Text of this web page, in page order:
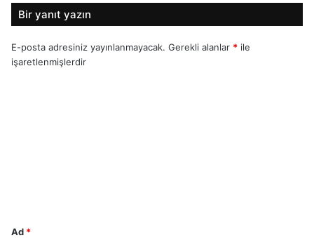
Bir yanıt yazın
E-posta adresiniz yayınlanmayacak. Gerekli alanlar * ile
işaretlenmişlerdir
Ad *